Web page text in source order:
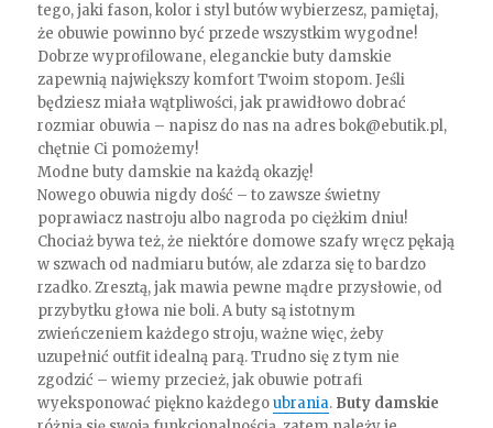
tego, jaki fason, kolor i styl butów wybierzesz, pamiętaj,
że obuwie powinno być przede wszystkim wygodne!
Dobrze wyprofilowane, eleganckie buty damskie
zapewnią największy komfort Twoim stopom. Jeśli
będziesz miała wątpliwości, jak prawidłowo dobrać
rozmiar obuwia – napisz do nas na adres bok@ebutik.pl,
chętnie Ci pomożemy!
Modne buty damskie na każdą okazję!
Nowego obuwia nigdy dość – to zawsze świetny
poprawiacz nastroju albo nagroda po ciężkim dniu!
Chociaż bywa też, że niektóre domowe szafy wręcz pękają
w szwach od nadmiaru butów, ale zdarza się to bardzo
rzadko. Zresztą, jak mawia pewne mądre przysłowie, od
przybytku głowa nie boli. A buty są istotnym
zwieńczeniem każdego stroju, ważne więc, żeby
uzupełnić outfit idealną parą. Trudno się z tym nie
zgodzić – wiemy przecież, jak obuwie potrafi
wyeksponować piękno każdegoubrania. Buty damskie